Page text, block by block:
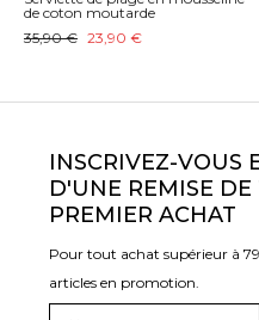
de coton moutarde
35,90 € 23,90 €
INSCRIVEZ-VOUS
D'UNE REMISE DE
PREMIER ACHAT
Pour tout achat supérieur à
articles en promotion.